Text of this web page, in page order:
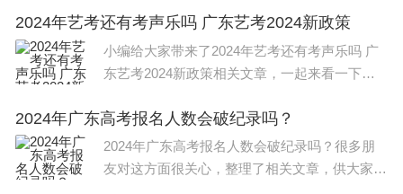
经济职业技术学院经广东省人民政府批准、教育
部备案的民办全日制普
2024年艺考还有考声乐吗 广东艺考2024新政策
小编给大家带来了2024年艺考还有考声乐吗 广
东艺考2024新政策相关文章，一起来看一下
023年12月1日至13日。书法类：2023年12月第
二个周日。音乐类：2023年
2024年广东高考报名人数会破纪录吗？
2024年广东高考报名人数会破纪录吗？很多朋
友对这方面很关心，整理了相关文章，供大家参